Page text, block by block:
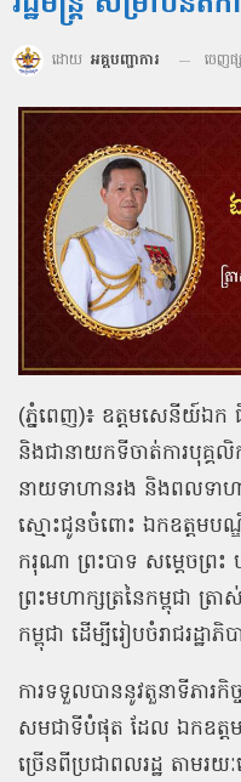
ដោយ អគ្គបញ្ជាការ ចេញផ្
(ភ្នំពេញ)៖ ឧត្ដមសេនីយ៍ឯក
និងជានាយកទីចាត់ការបុគ្គលិ
នាយទាហានរង និងពលទ
ស្មោះជូនចំពោះ ឯកឧត្តមប
ករុណា ព្រះបាទ សម្តេចព្រ
ព្រះមហាក្សត្រនៃកម្ពុជា ត្រា
កម្ពុជា ដើម្បីរៀបចំរាជរដ្ឋ
ការទទួលបាននូវតួនាទីភារកិច្
សមជាទីបំផុត ដែល ឯកឧត្ត
ច្រើនពីប្រជាពលរដ្ឋ តាមរ